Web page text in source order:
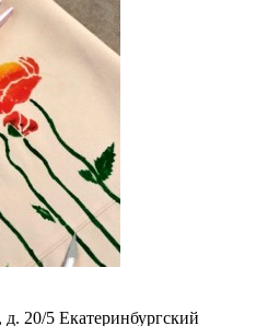
д. 20/5 Екатеринбургский